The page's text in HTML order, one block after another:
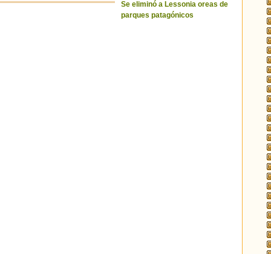
Se eliminó a Lessonia oreas de
parques patagónicos